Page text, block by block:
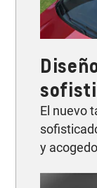
El nuevo
y